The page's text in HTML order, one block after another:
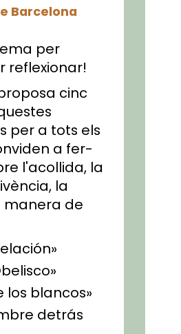
Barcelona
per
reflexionar!
cinc
per a tots els
a fer-
l'acollida, la
la
manera de
los blancos»
detrás